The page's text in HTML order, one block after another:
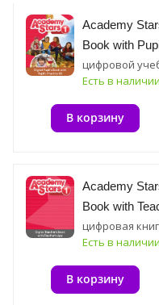
Academy
Book with
цифровой
Есть в наличии
В корзину
Academy
Book with
цифровая
Есть в наличии
В корзину